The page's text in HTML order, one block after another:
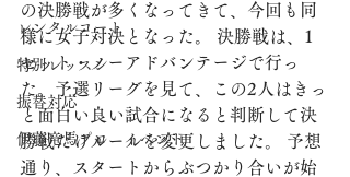
レンタルコート
特別レッスン
振替対応
伊藤竜馬プロ イベント
の決勝戦が多くなってきて、今回も同
様に女子対決となった。 決勝戦は、1
セット・ノーアドバンテージで行っ
た。予選リーグを見て、この2人はきっ
と面白い良い試合になると判断して決
勝戦だけルールを変更しました。 予想
通り、スタートからぶつかり合いが始